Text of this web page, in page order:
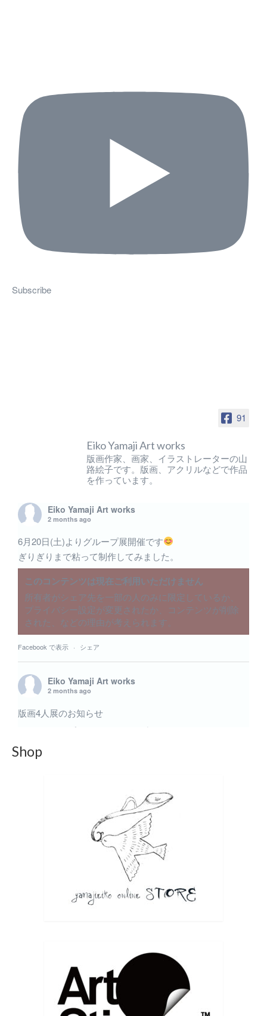
Subscribe
91
Eiko Yamaji Art works
版画作家、画家、イラストレーターの山
路絵子です。版画、アクリルなどで作品
を作っています。
Eiko Yamaji Art works
2 months ago
6月20日(土)よりグループ展開催です
ぎりぎりまで粘って制作してみました。
このコンテンツは現在ご利用いただけません
所有者がシェア先を一部の人のみに限定しているか、
プライバシー設定が変更されたか、コンテンツが削除
された、などの理由が考えられます。
Facebook で表示 · シェア
Eiko Yamaji Art works
2 months ago
版画4人展のお知らせ
6月のグループ展 版画4人展に出展致します。いくつか
林 陽子 / 山路 絵子 6月20日(土)〜6月27日(土) 11:00〜
TEL / FAX 03-3479-2775 ■東京メトロ 表参道駅 A2出口よ
り徒歩2分 Apple Store（アップルストア）と伊藤病院の間
の道を進み、突き当たりを右へ曲がってすぐです。 A1出
口手前の「オーク表参道」より、エレベーターやエスカ
レーターをご利用いただけます。 在廊予定などはつきま
しては、X・instagramなどからお知らせ致します。
版画4人展のお知らせ | 山路絵子 雲の上のアトリエ
6月のグループ展 版画4人展に出展致します。いくつ
Eiko Yamaji Art works
7 months ago
Shop